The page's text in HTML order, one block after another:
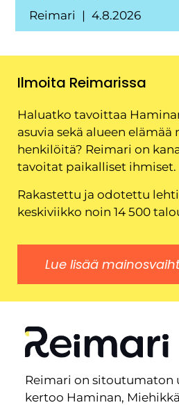
Reimari 4.8.2026
Ilmoita Reimarissa
Haluatko tavoittaa
asuvia sekä alueen elämää
henkilöitä? Reimari on
tavoitat paikalliset ihmiset.
Rakastettu ja odotettu
keskiviikko noin 14 500
Lue lisää
Reimari on sitoutumaton
kertoo Haminan,